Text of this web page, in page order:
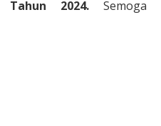
Tahun 2024. Semoga